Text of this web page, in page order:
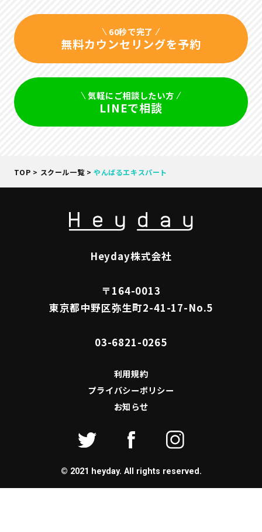
60秒で完了
無料カウンセリングを予約
気軽にご相談したい方
LINEで相談
TOP > スクール一覧> やんばるエキスパート
Heyday株式会社
〒164-0013
東京都中野区弥生町2-41-17-No.5
03-6821-0265
利用規約
プライバシーポリシー
お知らせ
© 2021 heyday. All rights reserved.